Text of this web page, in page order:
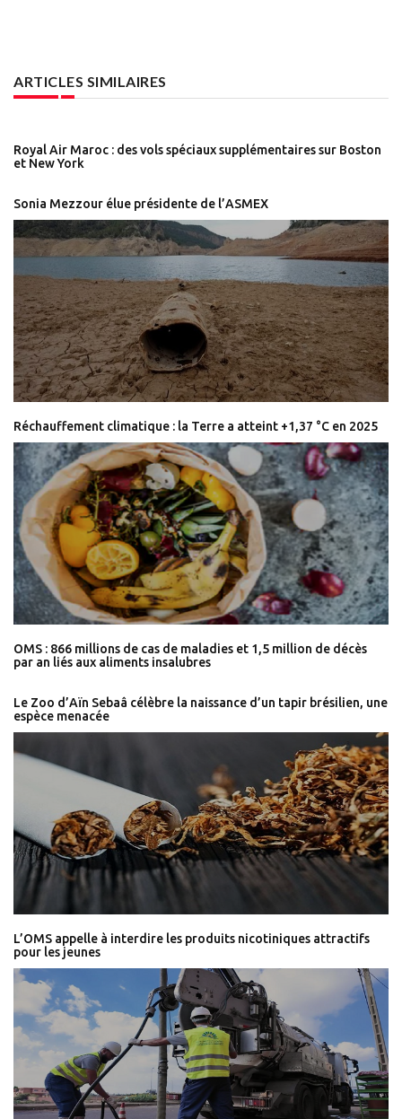
ARTICLES SIMILAIRES
Royal Air Maroc : des vols spéciaux supplémentaires sur Boston
et New York
Sonia Mezzour élue présidente de l’ASMEX
Réchauffement climatique : la Terre a atteint +1,37 °C en 2025
OMS : 866 millions de cas de maladies et 1,5 million de décès
par an liés aux aliments insalubres
Le Zoo d’Aïn Sebaâ célèbre la naissance d’un tapir brésilien, une
espèce menacée
L’OMS appelle à interdire les produits nicotiniques attractifs
pour les jeunes